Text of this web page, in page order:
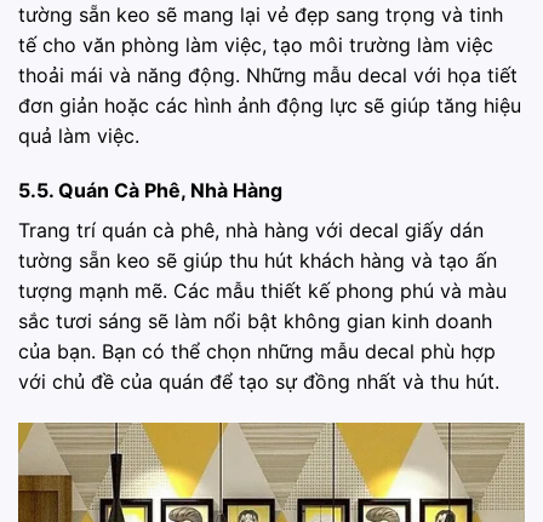
tường sẵn keo sẽ mang lại vẻ đẹp sang trọng và tinh
tế cho văn phòng làm việc, tạo môi trường làm việc
thoải mái và năng động. Những mẫu decal với họa tiết
đơn giản hoặc các hình ảnh động lực sẽ giúp tăng hiệu
quả làm việc.
5.5. Quán Cà Phê, Nhà Hàng
Trang trí quán cà phê, nhà hàng với decal giấy dán
tường sẵn keo sẽ giúp thu hút khách hàng và tạo ấn
tượng mạnh mẽ. Các mẫu thiết kế phong phú và màu
sắc tươi sáng sẽ làm nổi bật không gian kinh doanh
của bạn. Bạn có thể chọn những mẫu decal phù hợp
với chủ đề của quán để tạo sự đồng nhất và thu hút.